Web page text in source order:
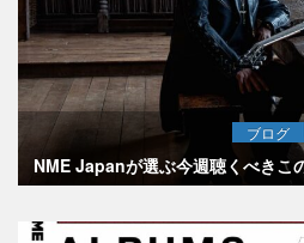
ブログ
NME Japanが選ぶ今週聴くべきこ